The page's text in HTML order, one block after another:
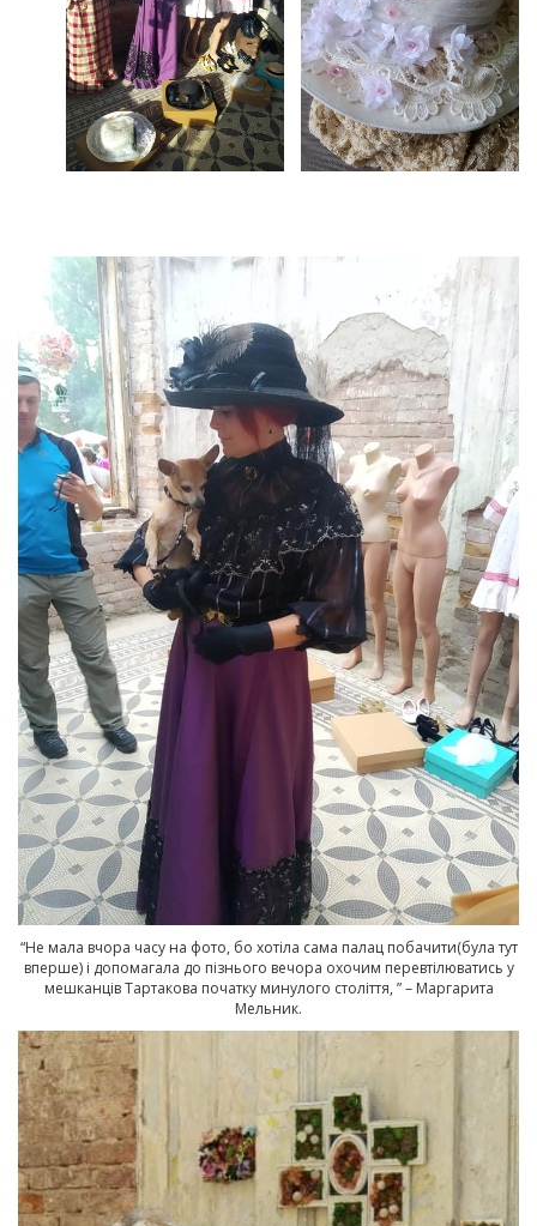
“Не мала вчора часу на фото, бо хотіла сама палац побачити(була тут
вперше) і допомагала до пізнього вечора охочим перевтілюватись у
мешканців Тартакова початку минулого століття, ” – Маргарита
Мельник.